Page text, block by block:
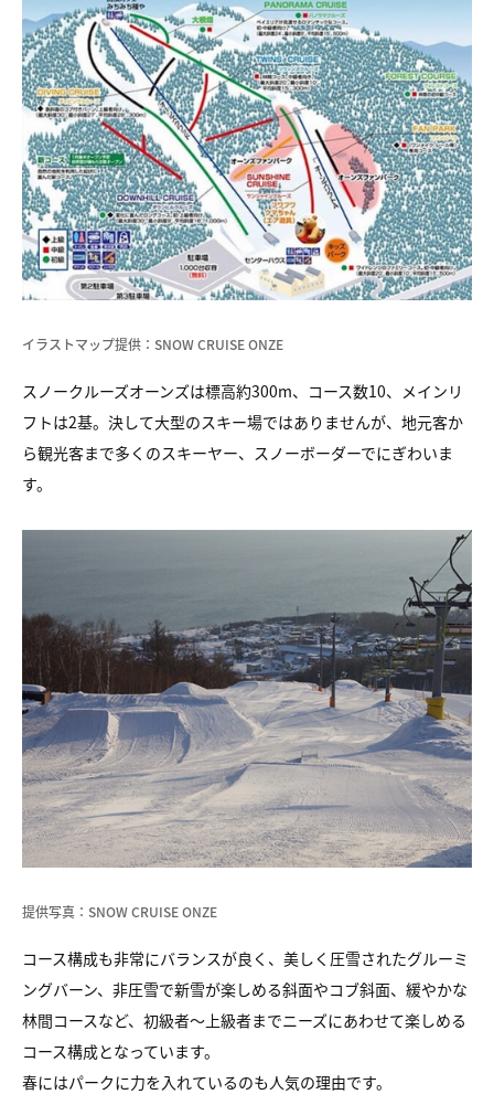
イラストマップ提供：SNOW CRUISE ONZE
スノークルーズオーンズは標高約300m、コース数10、メインリ
フトは2基。決して大型のスキー場ではありませんが、地元客か
ら観光客まで多くのスキーヤー、スノーボーダーでにぎわいま
す。
提供写真：SNOW CRUISE ONZE
コース構成も非常にバランスが良く、美しく圧雪されたグルーミ
ングバーン、非圧雪で新雪が楽しめる斜面やコブ斜面、緩やかな
林間コースなど、初級者～上級者までニーズにあわせて楽しめる
コース構成となっています。
春にはパークに力を入れているのも人気の理由です。